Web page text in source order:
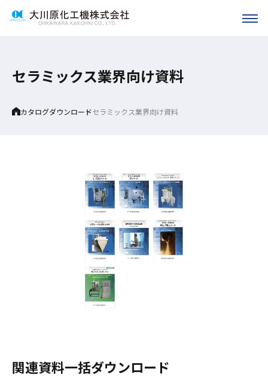
セラミックス業界向け資料
Homeカタログダウンロードセラミックス業界向け資料
関連資料一括ダウンロード